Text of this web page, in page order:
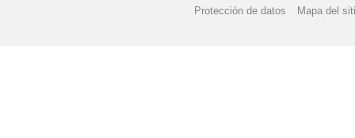
Protección de datos Mapa del